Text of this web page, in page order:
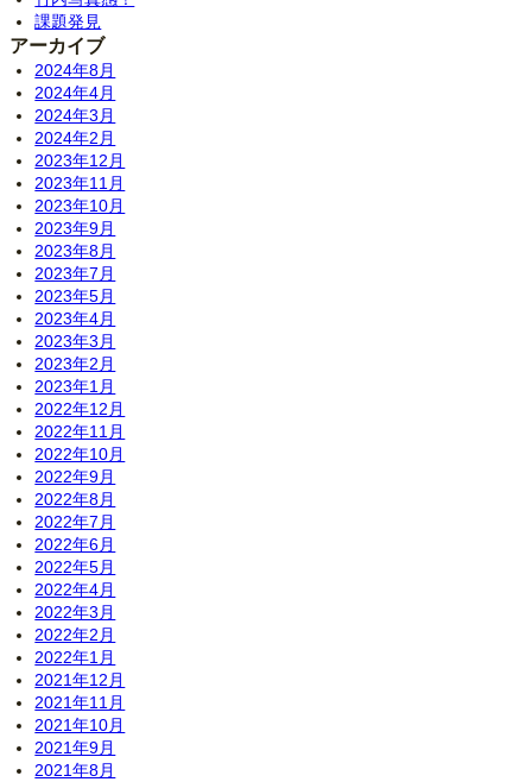
課題発見
アーカイブ
2024年8月
2024年4月
2024年3月
2024年2月
2023年12月
2023年11月
2023年10月
2023年9月
2023年8月
2023年7月
2023年5月
2023年4月
2023年3月
2023年2月
2023年1月
2022年12月
2022年11月
2022年10月
2022年9月
2022年8月
2022年7月
2022年6月
2022年5月
2022年4月
2022年3月
2022年2月
2022年1月
2021年12月
2021年11月
2021年10月
2021年9月
2021年8月